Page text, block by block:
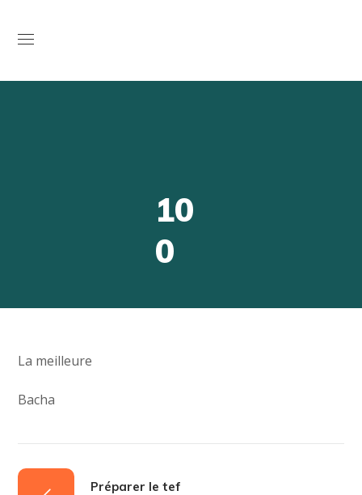
10
0
La meilleure
Bacha
Préparer le tef